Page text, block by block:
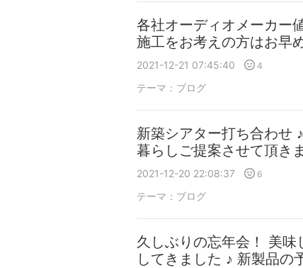
各社オーディオメーカー
施工をお考えの方はお早
2021-12-21 07:45:40 4
テーマ： ブログ
新築シアター打ち合わせ
暮らしご提案させて頂き
2021-12-20 22:08:37 6
テーマ： ブログ
久しぶりの忘年会！ 美
してきました ♪ 新製品の